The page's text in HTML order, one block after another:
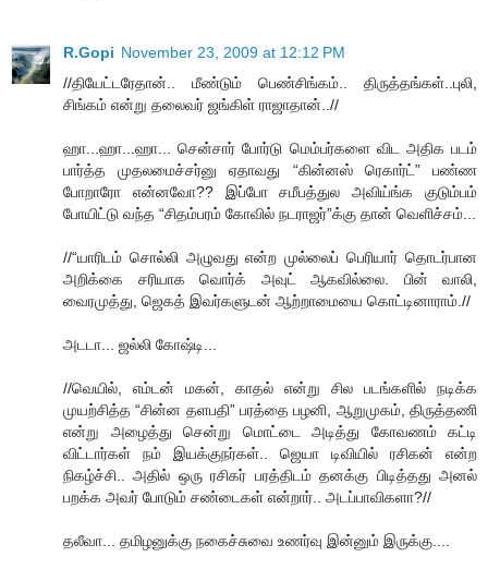
R.Gopi November 23, 2009 at 12:12 PM
//தியேட்டரேதான்.. மீண்டும் பெண்சிங்கம்.. திருத்தங்கள்..புலி,
சிங்கம் என்று தலைவர் ஜங்கிள் ராஜாதான்..//
ஹா...ஹா...ஹா... சென்சார் போர்டு மெம்பர்களை விட அதிக படம்
பார்த்த முதலமைச்சர்னு ஏதாவது “கின்னஸ் ரெகார்ட்” பண்ண
போறாரோ என்னவோ?? இப்போ சமீபத்துல அவிய்ங்க குடும்பம்
போயிட்டு வந்த “சிதம்பரம் கோவில் நடராஜர்”க்கு தான் வெளிச்சம்...
//“யாரிடம் சொல்லி அழுவது என்ற முல்லைப் பெரியார் தொடர்பான
அறிக்கை சரியாக வொர்க் அவுட் ஆகவில்லை. பின் வாலி,
வைரமுத்து, ஜெகத் இவர்களுடன் ஆற்றாமையை கொட்டினாராம்.//
அடடா... ஜல்லி கோஷ்டி...
//வெயில், எம்டன் மகன், காதல் என்று சில படங்களில் நடிக்க
முயற்சித்த “சின்ன தளபதி” பரத்தை பழனி, ஆறுமுகம், திருத்தணி
என்று அழைத்து சென்று மொட்டை அடித்து கோவணம் கட்டி
விட்டார்கள் நம் இயக்குநர்கள்.. ஜெயா டிவியில் ரசிகன் என்ற
நிகழ்ச்சி.. அதில் ஒரு ரசிகர் பரத்திடம் தனக்கு பிடித்தது அனல்
பறக்க அவர் போடும் சண்டைகள் என்றார்.. அடப்பாவிகளா?//
தலீவா... தமிழனுக்கு நகைச்சுவை உணர்வு இன்னும் இருக்கு....